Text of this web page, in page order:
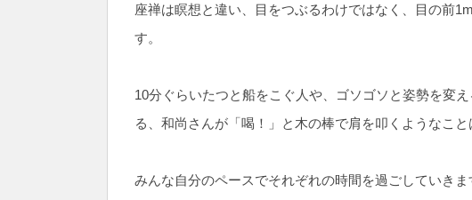
座禅は瞑想と違い、目をつぶるわけではなく、目の前
す。
10分ぐらいたつと船をこぐ人や、ゴソゴソと姿勢を変
る、和尚さんが「喝！」と木の棒で肩を叩くようなこと
みんな自分のペースでそれぞれの時間を過ごしていきま